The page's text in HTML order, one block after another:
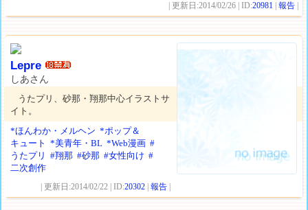
| 更新日:2014/02/26 | ID:20981 |報告
Lepre
しあさん
うたプリ、砂那・翔那中心イラストサ
イト。
*ほんわか・メルヘン *ポップ＆
キュート
*美青年・BL *Web漫画 #
うたプリ
#翔那 #砂那 #女性向け #
二次創作
| 更新日:2014/02/22 | ID:20302 |報告